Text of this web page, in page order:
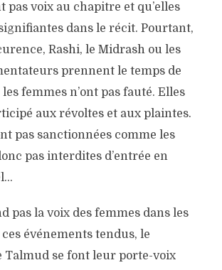
pas voix au chapitre et qu’elles
dans le récit. Pourtant,
Rashi, le Midrash ou les
prennent le temps de
femmes n’ont pas fauté. Elles
aux révoltes et aux plaintes.
pas sanctionnées comme les
pas interdites d’entrée en
pas la voix des femmes dans les
événements tendus, le
Talmud se font leur porte-voix